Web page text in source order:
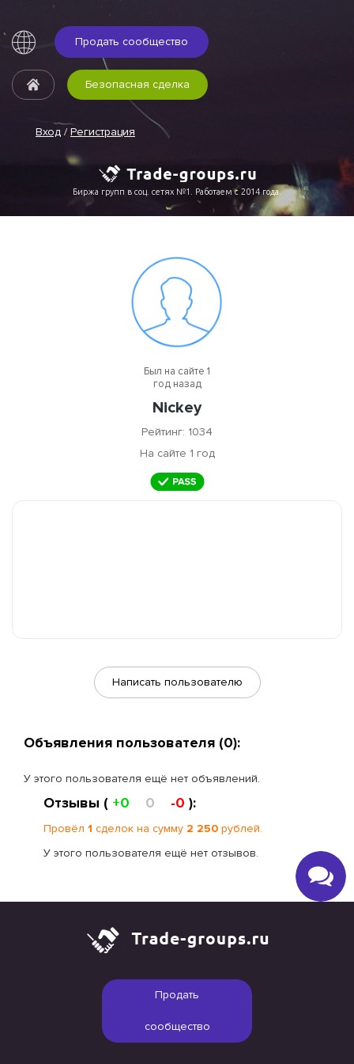
Продать сообщество
Вход / Регистрация
Безопасная сделка
Биржа групп в соц. сетях №1. Работаем с 2014 года.
Был на сайте 1
год назад
Nickey
Рейтинг: 1034
На сайте 1 год
Написать пользователю
Объявления пользователя (0):
У этого пользователя ещё нет объявлений.
Отзывы ( +0 0 -0 ):
Провёл 1 сделок на сумму 2 250 рублей.
У этого пользователя ещё нет отзывов.
Продать
сообщество